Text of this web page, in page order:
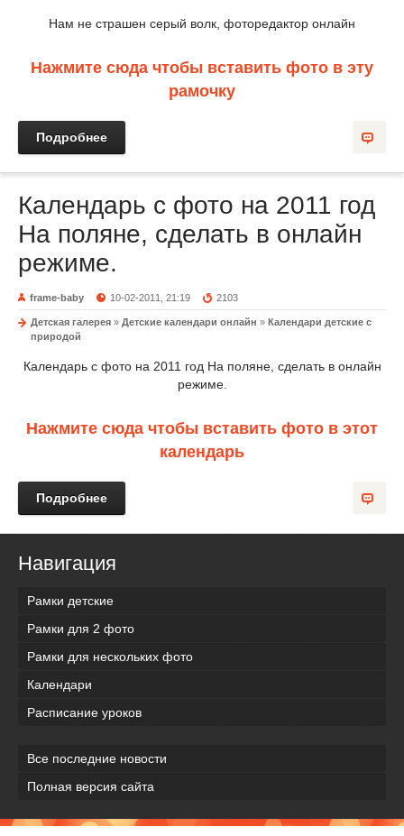
Нам не страшен серый волк, фоторедактор онлайн
Нажмите сюда чтобы вставить фото в эту
рамочку
Подробнее
Календарь с фото на 2011 год
На поляне, сделать в онлайн
режиме.
frame-baby 10-02-2011, 21:19 2103
Детская галерея » Детские календари онлайн » Календари детские с
природой
Календарь с фото на 2011 год На поляне, сделать в онлайн
режиме.
Нажмите сюда чтобы вставить фото в этот
календарь
Подробнее
Навигация
Рамки детские
Рамки для 2 фото
Рамки для нескольких фото
Календари
Расписание уроков
Все последние новости
Полная версия сайта